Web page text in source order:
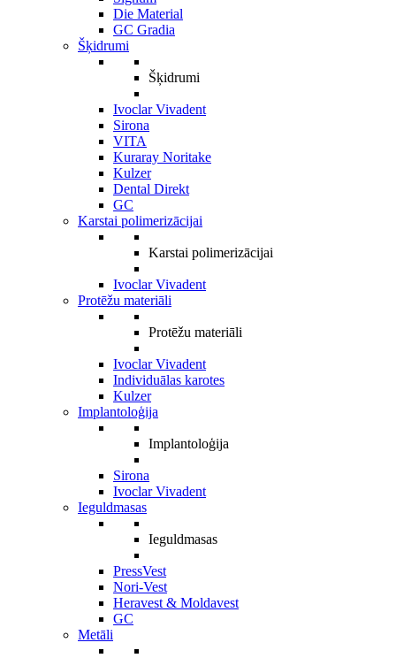
Die Material
GC Gradia
Šķidrumi
Šķidrumi
Ivoclar Vivadent
Sirona
VITA
Kuraray Noritake
Kulzer
Dental Direkt
GC
Karstai polimerizācijai
Karstai polimerizācijai
Ivoclar Vivadent
Protēžu materiāli
Protēžu materiāli
Ivoclar Vivadent
Individuālas karotes
Kulzer
Implantoloģija
Implantoloģija
Sirona
Ivoclar Vivadent
Ieguldmasas
Ieguldmasas
PressVest
Nori-Vest
Heravest & Moldavest
GC
Metāli